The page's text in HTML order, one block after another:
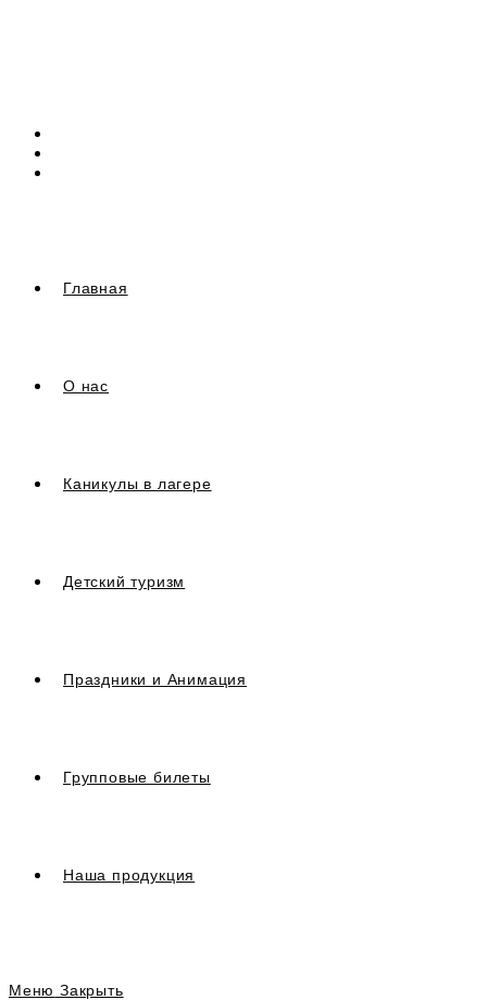
Главная
О нас
Каникулы в лагере
Детский туризм
Праздники и Анимация
Групповые билеты
Наша продукция
Меню Закрыть